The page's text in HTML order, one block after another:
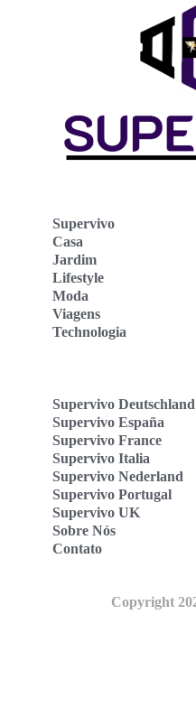
Supervivo
Casa
Jardim
Lifestyle
Moda
Viagens
Technologia
Supervivo Deutschland
Supervivo España
Supervivo France
Supervivo Italia
Supervivo Nederland
Supervivo Portugal
Supervivo UK
Sobre Nós
Contato
Copyright